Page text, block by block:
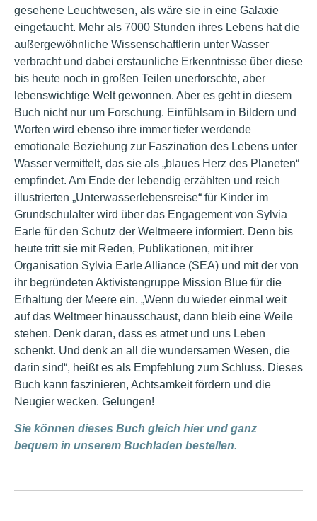
gesehene Leuchtwesen, als wäre sie in eine Galaxie
eingetaucht. Mehr als 7000 Stunden ihres Lebens hat die
außergewöhnliche Wissenschaftlerin unter Wasser
verbracht und dabei erstaunliche Erkenntnisse über diese
bis heute noch in großen Teilen unerforschte, aber
lebenswichtige Welt gewonnen. Aber es geht in diesem
Buch nicht nur um Forschung. Einfühlsam in Bildern und
Worten wird ebenso ihre immer tiefer werdende
emotionale Beziehung zur Faszination des Lebens unter
Wasser vermittelt, das sie als „blaues Herz des Planeten“
empfindet. Am Ende der lebendig erzählten und reich
illustrierten „Unterwasserlebensreise“ für Kinder im
Grundschulalter wird über das Engagement von Sylvia
Earle für den Schutz der Weltmeere informiert. Denn bis
heute tritt sie mit Reden, Publikationen, mit ihrer
Organisation Sylvia Earle Alliance (SEA) und mit der von
ihr begründeten Aktivistengruppe Mission Blue für die
Erhaltung der Meere ein. „Wenn du wieder einmal weit
auf das Weltmeer hinausschaust, dann bleib eine Weile
stehen. Denk daran, dass es atmet und uns Leben
schenkt. Und denk an all die wundersamen Wesen, die
darin sind“, heißt es als Empfehlung zum Schluss. Dieses
Buch kann faszinieren, Achtsamkeit fördern und die
Neugier wecken. Gelungen!
Sie können dieses Buch gleich hier und ganz
bequem in unserem Buchladen bestellen.